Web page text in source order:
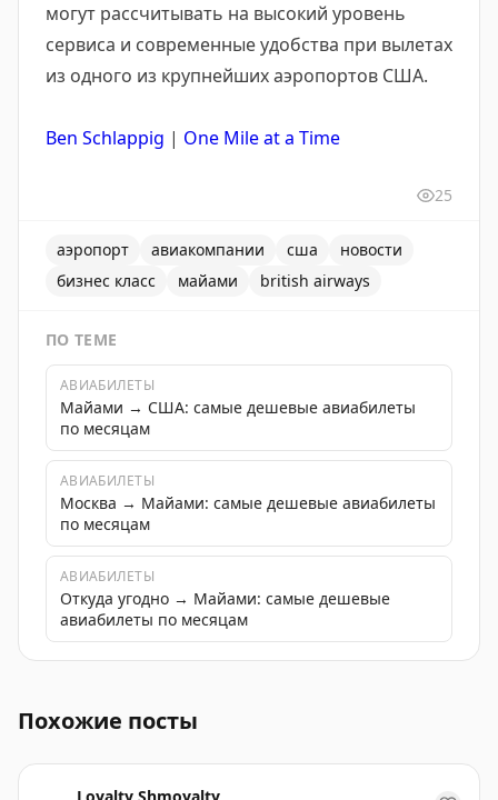
могут рассчитывать на высокий уровень
сервиса и современные удобства при вылетах
из одного из крупнейших аэропортов США.
Ben Schlappig | One Mile at a Time
25
аэропорт авиакомпании сша
новости
бизнес класс
майами british airways
ПО ТЕМЕ
АВИАБИЛЕТЫ
Майами → США: самые дешевые авиабилеты
по месяцам
АВИАБИЛЕТЫ
Москва → Майами: самые дешевые авиабилеты
по месяцам
АВИАБИЛЕТЫ
Откуда угодно → Майами: самые дешевые
авиабилеты по месяцам
Похожие посты